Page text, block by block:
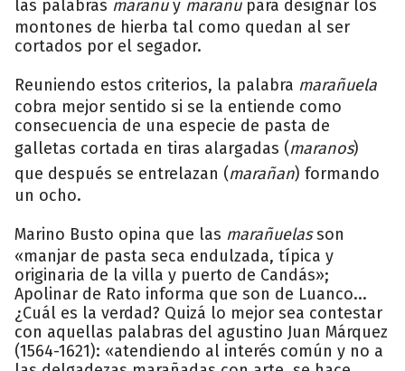
las palabras maranuy marañupara designar los
montones de hierba tal como quedan al ser
cortados por el segador.
Reuniendo estos criterios, la palabra marañuela
cobra mejor sentido si se la entiende como
consecuencia de una especie de pasta de
galletas cortada en tiras alargadas (maranos)
que después se entrelazan (marañan) formando
un ocho.
Marino Busto opina que las marañuelasson
«manjar de pasta seca endulzada, típica y
originaria de la villa y puerto de Candás»;
Apolinar de Rato informa que son de Luanco...
¿Cuál es la verdad? Quizá lo mejor sea contestar
con aquellas palabras del agustino Juan Márquez
(1564-1621): «atendiendo al interés común y no a